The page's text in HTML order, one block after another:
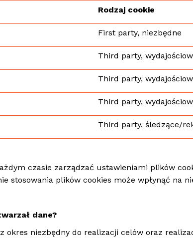
Rodzaj cookie
First party, niezbędne
Third party,
Third party,
Third party,
Third party, śledzące/
czasie zarządzać ustawieniami plików
stosowania plików cookies może wpłynąć na
dane?
okres niezbędny do realizacji celów oraz